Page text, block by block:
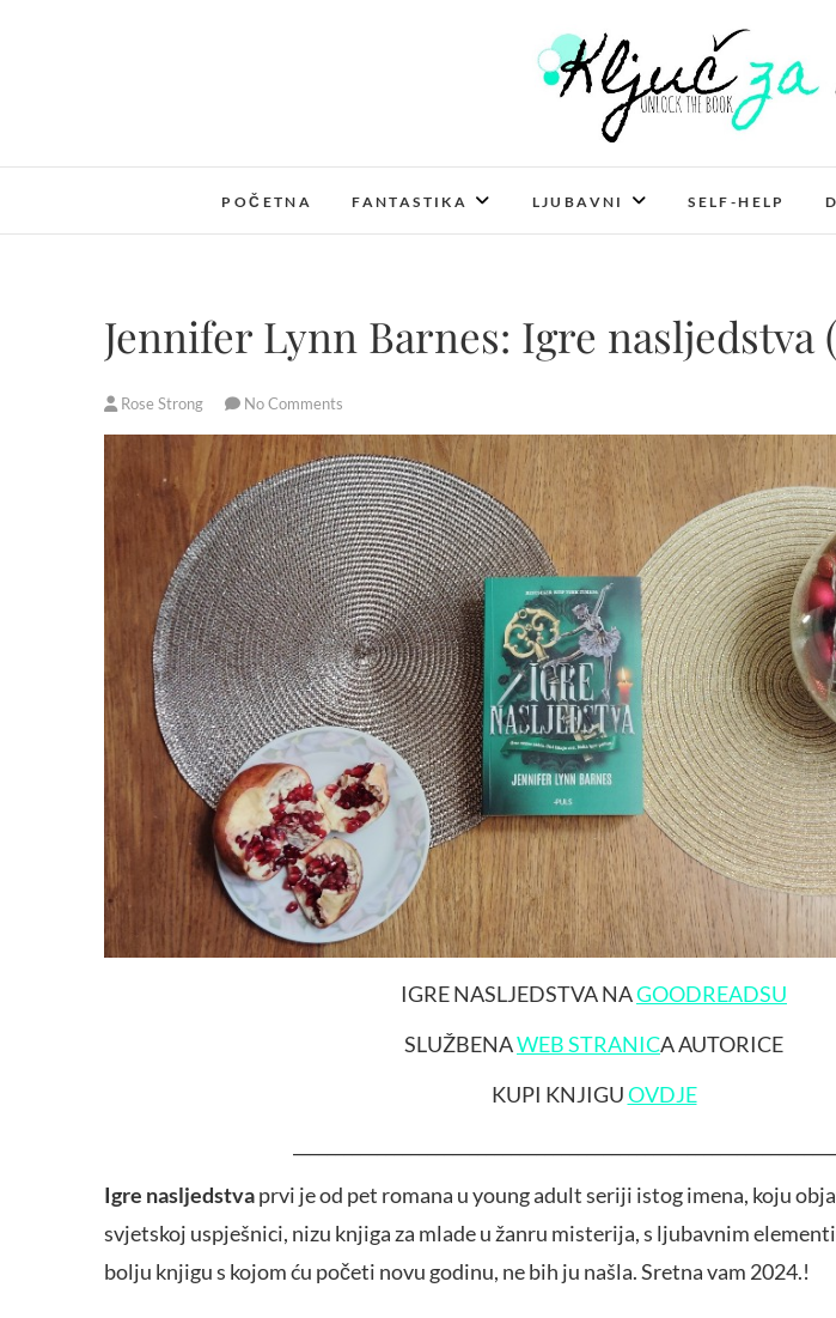
o
Ključ za knjigu
POČETNA FANTASTIKA LJUBAVNI SELF-HELP
Jennifer Lynn Barnes: Igre nasljedstva
Rose Strong No Comments
IGRE NASLJEDSTVA NAGOODREADSU
SLUŽBENAWEB STRANICA AUTORICE
KUPI KNJIGUOVDJE
Igre nasljedstvaprvi je od pet romana u young adult seriji istog imena, koju
svjetskoj uspješnici, nizu knjiga za mlade u žanru misterija, s ljubavnim
bolju knjigu s kojom ću početi novu godinu, ne bih ju našla. Sretna vam 2024.!